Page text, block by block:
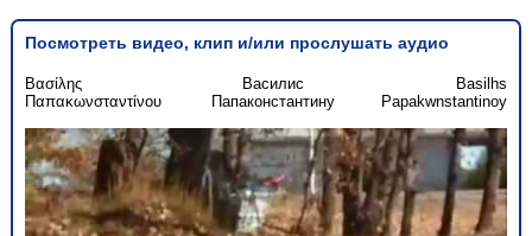
Посмотреть видео, клип и/или прослушать аудио
Βασίλης
Παπακωνσταντίνου
Василис
Папаконстантину
Basilhs
Papakwnstantinoy